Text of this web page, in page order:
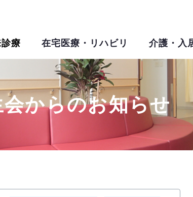
療 在宅医療・リハビリ 介護・入
からのお知らせ